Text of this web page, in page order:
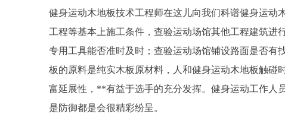
健身运动木地板技术工程师在这儿向我们科谱健身运动
工程等基本上施工条件，查验运动场馆其他工程建筑
专用工具能否准时及时；查验运动场馆铺设路面是否有
板的原料是纯实木板原材料，人和健身运动木地板触碰
富延展性，**有益于选手的充分发挥。健身运动工作人
是防御都是会很精彩纷呈。